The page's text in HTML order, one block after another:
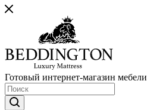
Готовый интернет-магазин мебели